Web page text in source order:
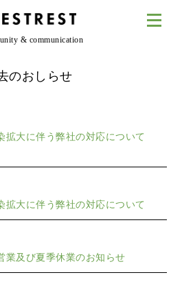
& communication
のおしらせ
拡大に伴う弊社の対応について
拡大に伴う弊社の対応について
業及び夏季休業のお知らせ